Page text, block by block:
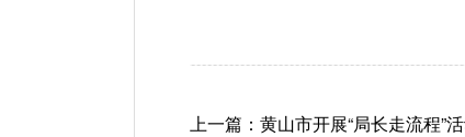
上一篇： 黄山市开展“局长走流程”